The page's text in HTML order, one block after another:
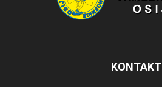
KONTAKT